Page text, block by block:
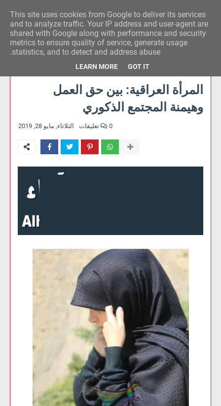
وكالة الحدث للآراء
المرأة العراقية: بين حق العمل
وهيمنة المجتمع الذكوري
الثلاثاء, مايو 28, 2019 0 تعليقات
This site uses cookies from Google to deliver its services
and to analyze traffic. Your IP address and user-agent are
shared with Google along with performance and security
metrics to ensure quality of service, generate usage
statistics, and to detect and address abuse.
LEARN MORE GOT IT